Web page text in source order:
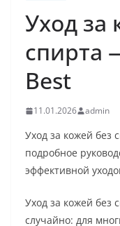
Уход за
спирта
Best
11.01.2026 admin
Уход за кожей без
подробное
эффективной
Уход за кожей без
случайно: для